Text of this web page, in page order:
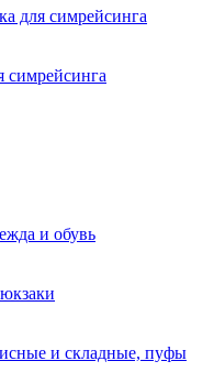
для симрейсинга
симрейсинга
и обувь
и складные, пуфы